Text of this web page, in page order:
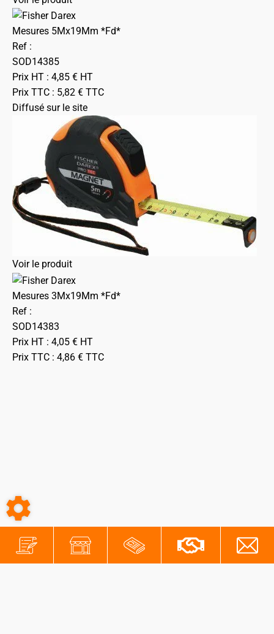
Mesures 5Mx19Mm *Fd*
Ref :
SOD14385
Prix HT : 4,85 € HT
Prix TTC : 5,82 € TTC
Diffusé sur le site
Voir le produit
Mesures 3Mx19Mm *Fd*
Ref :
SOD14383
Prix HT : 4,05 € HT
Prix TTC : 4,86 € TTC